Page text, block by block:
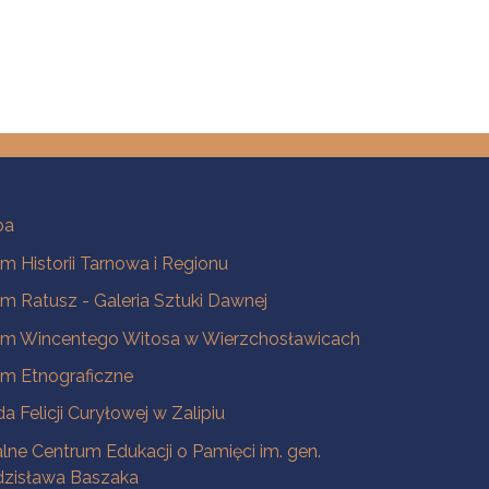
Historii Tarnowa i Regionu
Ratusz - Galeria Sztuki Dawnej
Wincentego Witosa w Wierzchosławicach
Etnograficzne
Felicji Curyłowej w Zalipiu
Centrum Edukacji o Pamięci im. gen.
Baszaka